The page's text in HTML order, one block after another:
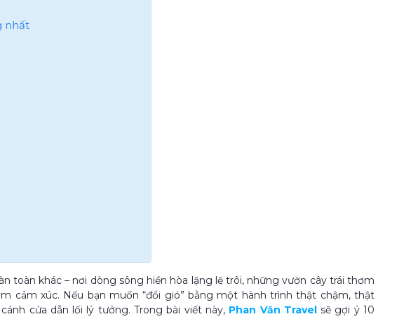
nhất
toàn khác – nơi dòng sông hiền hòa lặng lẽ trôi, những vườn cây trái thơm
cảm xúc. Nếu bạn muốn “đổi gió” bằng một hành trình thật chậm, thật
cửa dẫn lối lý tưởng. Trong bài viết này, Phan Văn Travelsẽ gợi ý 10